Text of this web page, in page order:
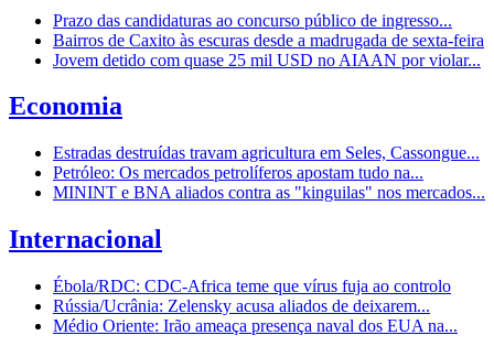
Prazo das candidaturas ao concurso público de ingresso...
Bairros de Caxito às escuras desde a madrugada de sexta-feira
Jovem detido com quase 25 mil USD no AIAAN por violar...
Economia
Estradas destruídas travam agricultura em Seles, Cassongue...
Petróleo: Os mercados petrolíferos apostam tudo na...
MININT e BNA aliados contra as "kinguilas" nos mercados...
Internacional
Ébola/RDC: CDC-Africa teme que vírus fuja ao controlo
Rússia/Ucrânia: Zelensky acusa aliados de deixarem...
Médio Oriente: Irão ameaça presença naval dos EUA na...